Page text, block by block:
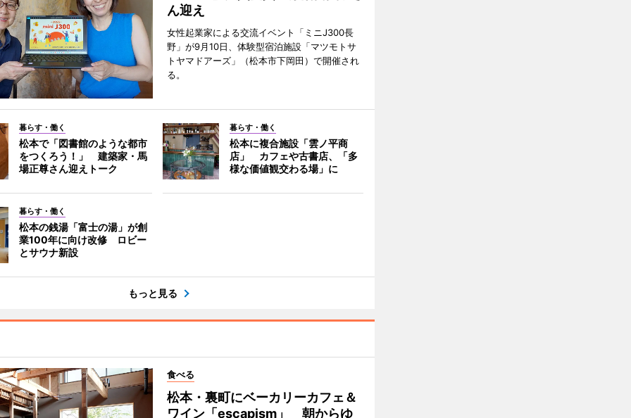
ん迎え
女性起業家による交流イベント「ミニJ300長
野」が9月10日、体験型宿泊施設「マツモトサ
トヤマドアーズ」（松本市下岡田）で開催され
る。
暮らす・働く
松本で「図書館のような都市
をつくろう！」 建築家・馬
場正尊さん迎えトーク
暮らす・働く
松本に複合施設「雲ノ平商
店」 カフェや古書店、「多
様な価値観交わる場」に
暮らす・働く
松本の銭湯「富士の湯」が創
業100年に向け改修 ロビー
とサウナ新設
もっと見る
食べる
松本・裏町にベーカリーカフェ＆
ワイン「escapism」 朝からゆ